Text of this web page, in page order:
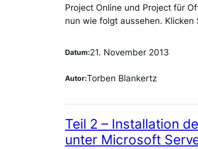
Project Online und Project für
nun wie folgt aussehen.
Datum:21. November 2013
Autor:Torben Blankertz
Teil 2 – Installation
unter Microsoft